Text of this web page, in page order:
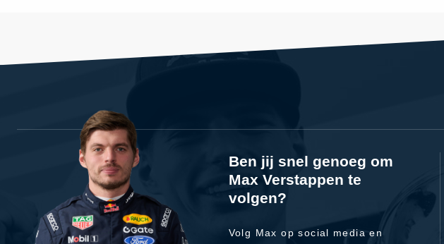
Ben jij snel genoeg om
Max Verstappen te
volgen?
Volg Max op social media en